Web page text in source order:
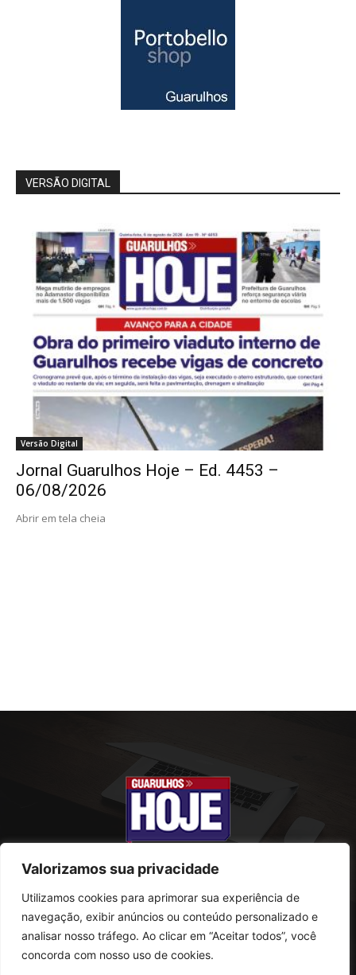
Valorizamos sua privacidade
Utilizamos cookies para aprimorar sua experiência de
navegação, exibir anúncios ou conteúdo personalizado e
analisar nosso tráfego. Ao clicar em “Aceitar todos”, você
concorda com nosso uso de cookies.
VERSÃO DIGITAL
Versão Digital
Jornal Guarulhos Hoje – Ed. 4453 –
06/08/2026
Abrir em tela cheia
SOBRE NÓS
Rua Conselheiro Antonio Prado, 121